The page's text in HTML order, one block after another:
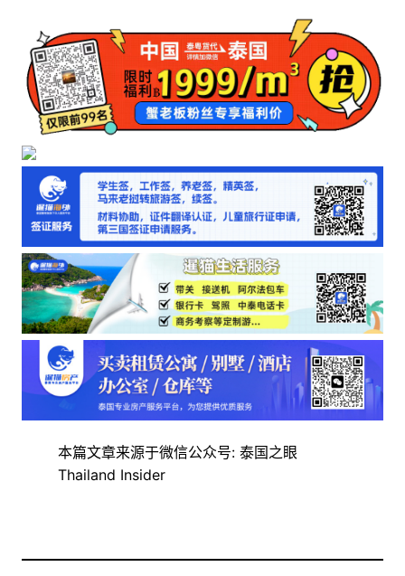
本篇文章来源于微信公众号: 泰国之眼
Thailand Insider